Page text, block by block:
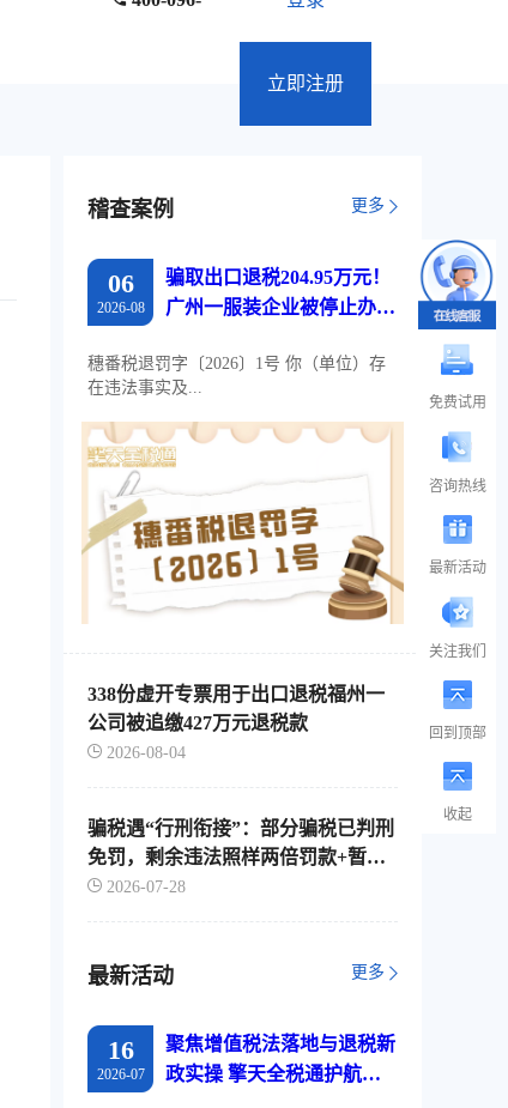
立即注册
稽查案例 更多
06
2026-08
骗取出口退税204.95万元！
广州一服装企业被停止办理
穗番税退罚字〔2026〕1号 你（单位）存
在违法事实及...
338份虚开专票用于出口退税福州一
公司被追缴427万元退税款
2026-08-04
骗税遇“行刑衔接”：部分骗税已判刑
免罚，剩余违法照样两倍罚款+暂停
出口退税
2026-07-28
最新活动 更多
16
2026-07
聚焦增值税法落地与退税新
政实操 擎天全税通护航江
免费试用
咨询热线
最新活动
关注我们
回到顶部
收起